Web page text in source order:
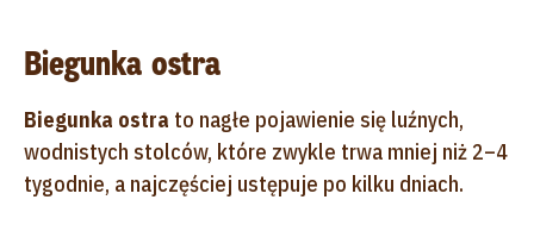
Biegunka ostra
Biegunka ostra to nagłe pojawienie się luźnych,
wodnistych stolców, które zwykle trwa mniej niż 2–4
tygodnie, a najczęściej ustępuje po kilku dniach.